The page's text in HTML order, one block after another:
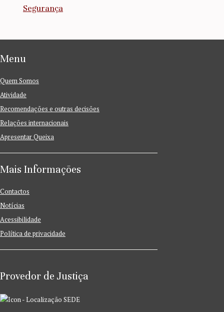
Segurança
Menu
Quem Somos
Atividade
Recomendações e outras decisões
Relações internacionais
Apresentar Queixa
Mais Informações
Contactos
Notícias
Acessibilidade
Política de privacidade
Provedor de Justiça
SEDE